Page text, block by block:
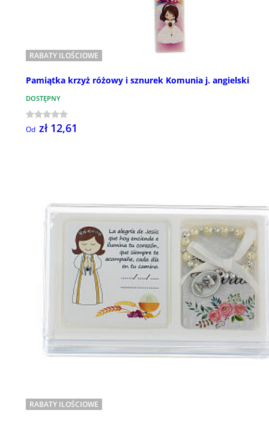
RABATY ILOŚCIOWE
Pamiątka krzyż różowy i sznurek Komunia j. angielski
DOSTĘPNY
Od zł 12,61
RABATY ILOŚCIOWE